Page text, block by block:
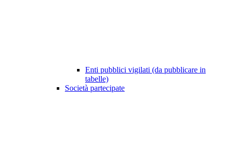
Enti pubblici vigilati (da pubblicare in
tabelle)
Società partecipate